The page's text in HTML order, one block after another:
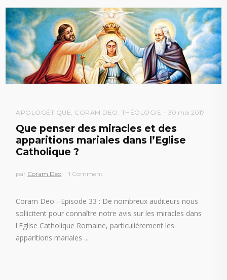
APOLOGÉTIQUE, CORAM DEO , THÉOLOGIE 30 mai 2017
Que penser des miracles et des
apparitions mariales dans l’Eglise
Catholique ?
par Coram Deo 1 Comment
Coram Deo - Episode 33 : De nombreux auditeurs nous
sollicitent pour connaître notre avis sur les miracles dans
l'Eglise Catholique Romaine, particulièrement les
apparitions mariales